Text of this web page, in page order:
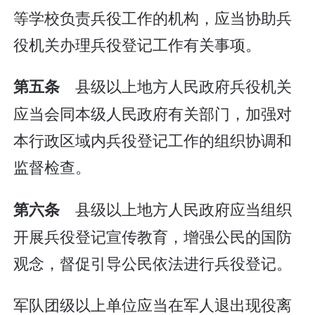
等学校负责兵役工作的机构，应当协助兵
役机关办理兵役登记工作有关事项。
第五条县级以上地方人民政府兵役机关
应当会同本级人民政府有关部门，加强对
本行政区域内兵役登记工作的组织协调和
监督检查。
第六条县级以上地方人民政府应当组织
开展兵役登记宣传教育，增强公民的国防
观念，督促引导公民依法进行兵役登记。
军队团级以上单位应当在军人退出现役离